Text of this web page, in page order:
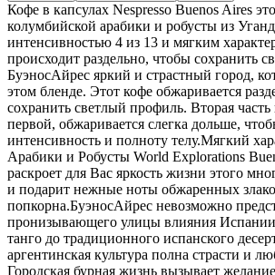
Кофе в капсулах Nespresso Buenos Aires
колумбийской арабики и робусты из
интенсивностью 4 из 13 и мягким
происходит раздельно, чтобы сохранить
БуэносАйрес яркий и страстный город,
этом бленде. Этот кофе обжаривается
сохранить светлый профиль. Вторая
первой, обжаривается слегка дольше,
интенсивность и полноту телу.Мягкий
Арабики и Робусты World Explorations
раскроет для Вас яркость жизни этого
и подарит нежные ноты обжаренных
попкорна.БуэносАйрес невозможно
пронизывающего улицы влияния
танго до традиционного испанского
аргентинская культура полна страсти и
Городская бурная жизнь вызывает